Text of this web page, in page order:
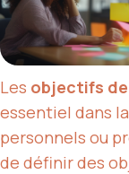
Les objectifs
essentiel dans
personnels ou
de définir des